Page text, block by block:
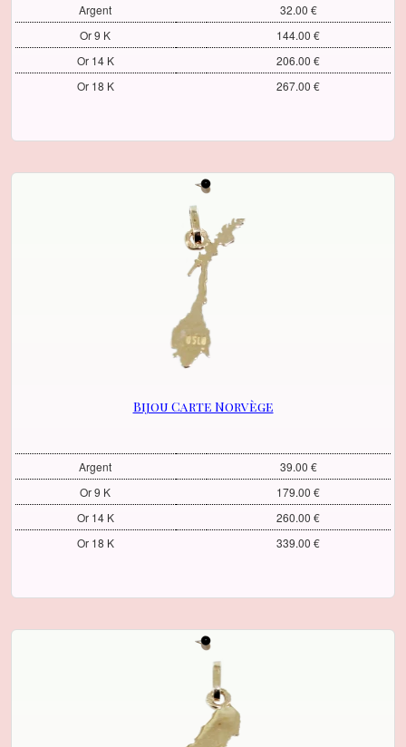
Argent
32.00 €
Or 9 K
144.00 €
Or 14 K
206.00 €
Or 18 K
267.00 €
Bijou Carte Norvège
Argent
39.00 €
Or 9 K
179.00 €
Or 14 K
260.00 €
Or 18 K
339.00 €